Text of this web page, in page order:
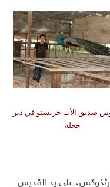
صديق الأب خريستو في دير
حجلة
على يد القديس